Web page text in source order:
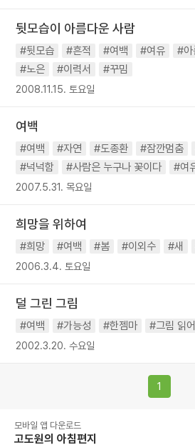
뒷모습이 아름다운 사람
#뒷모습 #흔적 #여백 #여유 #아
#노은
#이력서 #꾸밈
2008.11.15. 토요일
여백
#여백 #자연 #도종환 #잠깐멈춤
#넉넉함
#사람은 누구나 꽃이다 #여
2007.5.31. 목요일
희망을 위하여
#희망 #여백 #봄 #이외수 #새
2006.3.4. 토요일
덜 그린 그림
#여백 #가능성 #한젬마 #그림 읽
2002.3.20. 수요일
1
모바일 앱 다운로드
고도원의 아침편지